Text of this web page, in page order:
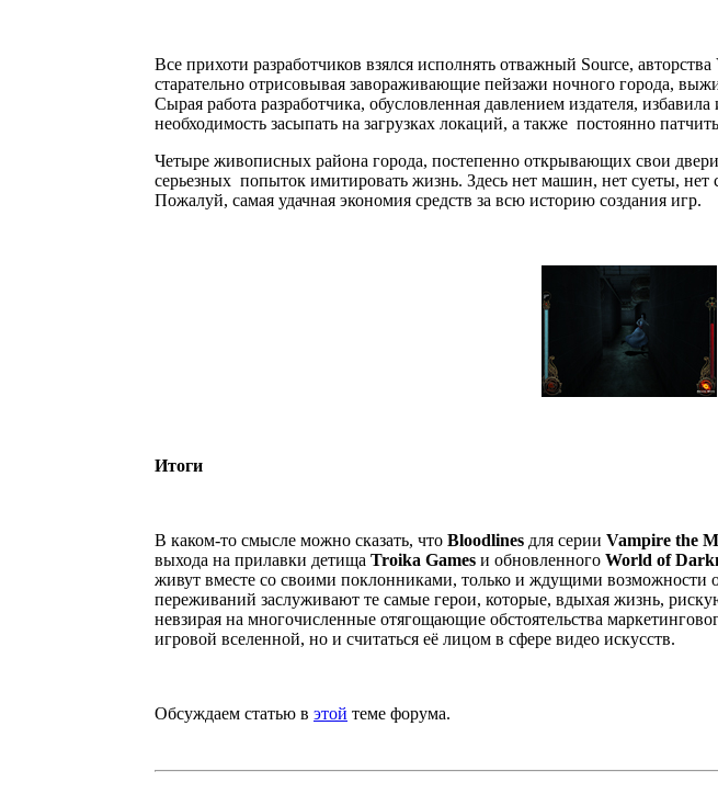
Все прихоти разработчиков взялся исполнять отважный Source,
старательно отрисовывая завораживающие пейзажи ночного города,
Сырая работа разработчика, обусловленная давлением издателя,
необходимость засыпать на загрузках локаций, а также постоянно
Четыре живописных района города, постепенно открывающих свои
серьезных попыток имитировать жизнь. Здесь нет машин, нет суеты,
Пожалуй, самая удачная экономия средств за всю историю создания игр.
Итоги
В каком-то смысле можно сказать, что Bloodlines для серии Vampire the
выхода на прилавки детища Troika Games и обновленного World of
живут вместе со своими поклонниками, только и ждущими
переживаний заслуживают те самые герои, которые, вдыхая жизнь,
невзирая на многочисленные отягощающие обстоятельства
игровой вселенной, но и считаться её лицом в сфере видео искусств.
Обсуждаем статью в этой теме форума.